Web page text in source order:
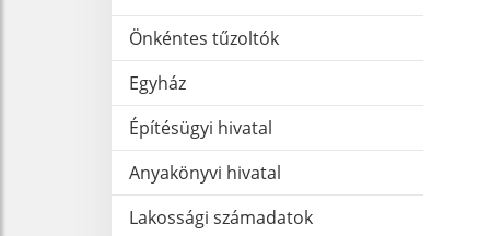
Önkéntes tűzoltók
Egyház
Építésügyi hivatal
Anyakönyvi hivatal
Lakossági számadatok